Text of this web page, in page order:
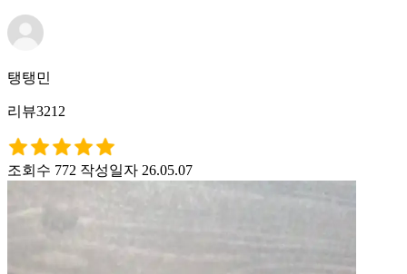
탱탱민
리뷰3212
조회수 772 작성일자 26.05.07